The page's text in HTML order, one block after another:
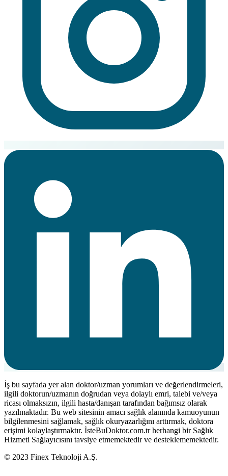
İş bu sayfada yer alan doktor/uzman yorumları ve değerlendirmeleri,
ilgili doktorun/uzmanın doğrudan veya dolaylı emri, talebi ve/veya
ricası olmaksızın, ilgili hasta/danışan tarafından bağımsız olarak
yazılmaktadır. Bu web sitesinin amacı sağlık alanında kamuoyunun
bilgilenmesini sağlamak, sağlık okuryazarlığını arttırmak, doktora
erişimi kolaylaştırmaktır. İsteBuDoktor.com.tr herhangi bir Sağlık
Hizmeti Sağlayıcısını tavsiye etmemektedir ve desteklememektedir.
© 2023 Finex Teknoloji A.Ş.